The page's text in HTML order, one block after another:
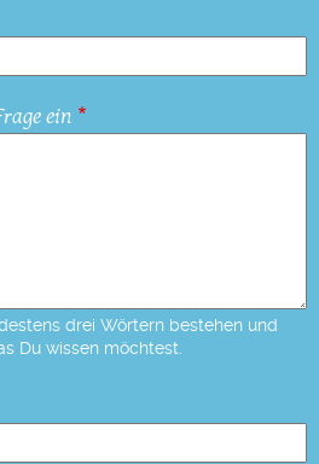
ein
drei Wörtern bestehen und
Du wissen möchtest.